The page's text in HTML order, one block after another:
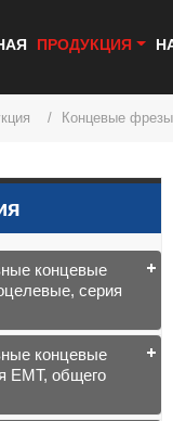
ПРОДУКЦИЯ
Концевые
концевые
серия
концевые
EMT, общего